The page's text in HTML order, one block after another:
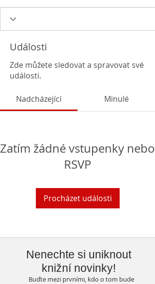
Události
Zde můžete sledovat a spravovat své
události.
Nadcházející Minulé
Zatím žádné vstupenky nebo
RSVP
Procházet události
Nenechte si uniknout
knižní novinky!
Buďte mezi prvními, kdo o tom bude